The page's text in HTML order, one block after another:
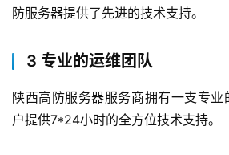
防服务器提供了先进的技术支持。
3 专业的运维团队
陕西高防服务器服务商拥有一支专
户提供7*24小时的全方位技术支持。